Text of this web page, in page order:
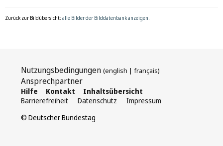
Zurück zur Bildübersicht: alle Bilder der Bilddatenbank anzeigen.
Nutzungsbedingungen (english | français)
Ansprechpartner
Hilfe Kontakt Inhaltsübersicht
© Deutscher Bundestag
Barrierefreiheit Datenschutz Impressum